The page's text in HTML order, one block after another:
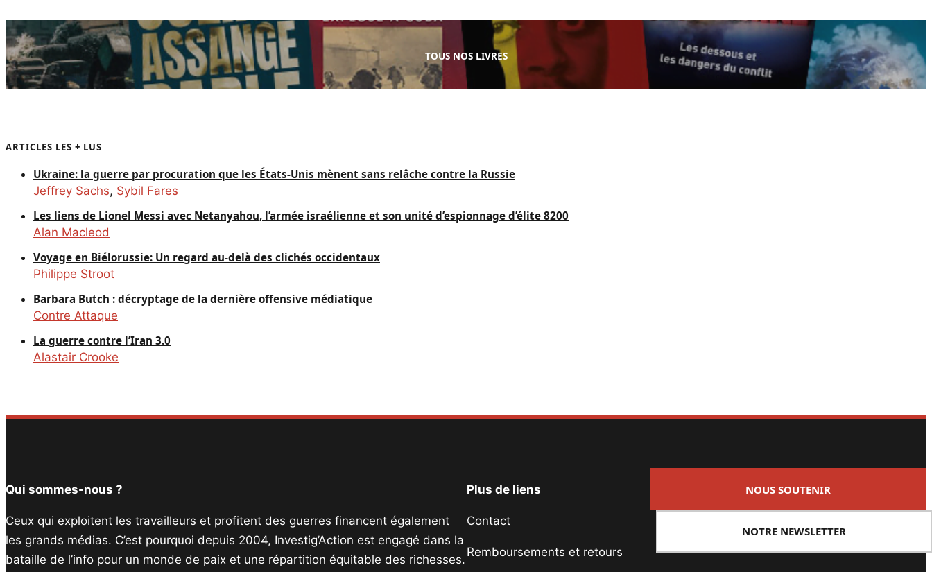
TOUS NOS LIVRES
ARTICLES LES + LUS
Ukraine: la guerre par procuration que les États-Unis mènent sans relâche contre la Russie
Jeffrey Sachs, Sybil Fares
Les liens de Lionel Messi avec Netanyahou, l’armée israélienne et son unité d’espionnage d’élite 8200
Alan Macleod
Voyage en Biélorussie: Un regard au-delà des clichés occidentaux
Philippe Stroot
Barbara Butch : décryptage de la dernière offensive médiatique
Contre Attaque
La guerre contre l’Iran 3.0
Alastair Crooke
Qui sommes-nous ?
Ceux qui exploitent les travailleurs et profitent des guerres financent également
les grands médias. C’est pourquoi depuis 2004, Investig’Action est engagé dans la
bataille de l’info pour un monde de paix et une répartition équitable des richesses.
Plus de liens
Contact
Remboursements et retours
NOUS SOUTENIR
NOTRE NEWSLETTER